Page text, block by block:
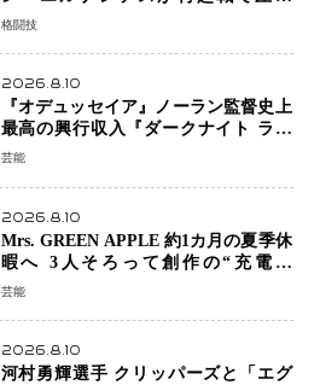
KO 2回で相手を沈める…次戦は亀田
格闘技
2026.8.10
『オデュッセイア』ノーラン監督史上
最高の興行収入『ダークナイト ライ
ジング』超え、世界で11億ドル突破
芸能
2026.8.10
Mrs. GREEN APPLE 約1カ月の夏季休
暇へ 3人そろって創作の“充電期
間”「自分らしいインプットを」
芸能
2026.8.10
河村勇輝選手 クリッパーズと「エグ